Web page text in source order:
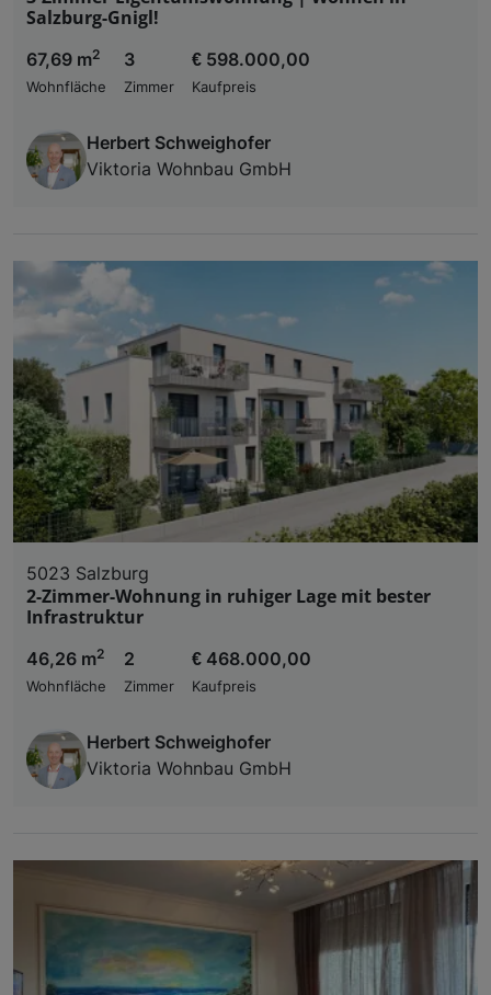
Salzburg-Gnigl!
67,69 m2
Wohnfläche
3
Zimmer
€ 598.000,00
Kaufpreis
Herbert Schweighofer
Viktoria Wohnbau GmbH
5023 Salzburg
2-Zimmer-Wohnung in ruhiger Lage mit bester
Infrastruktur
46,26 m2
Wohnfläche
2
Zimmer
€ 468.000,00
Kaufpreis
Herbert Schweighofer
Viktoria Wohnbau GmbH